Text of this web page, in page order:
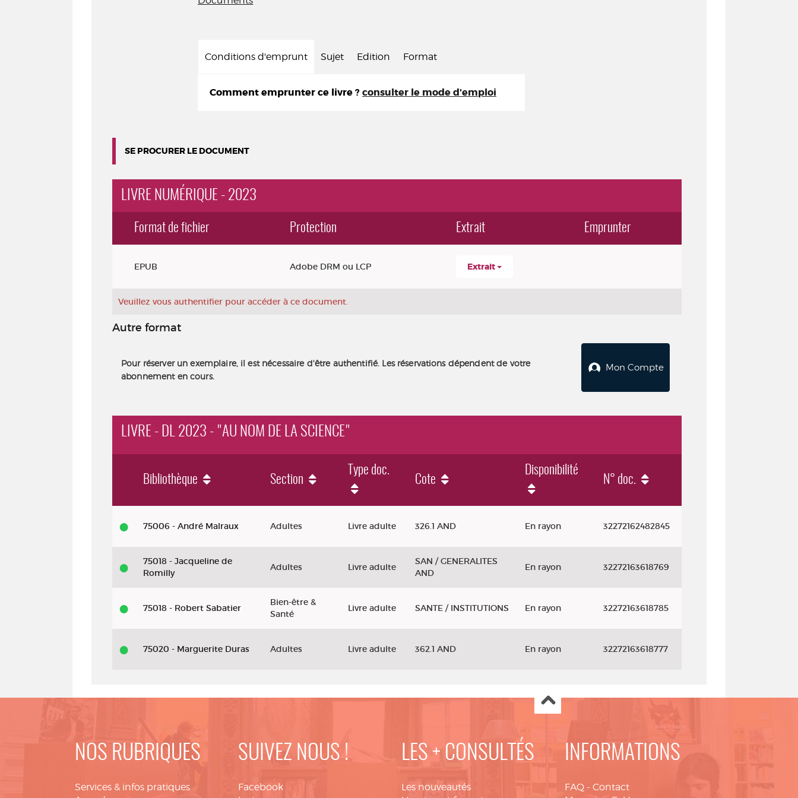
Conditions d'emprunt Sujet Edition Format
Comment emprunter ce livre ? consulter le mode d'emploi
SE PROCURER LE DOCUMENT
LIVRE NUMÉRIQUE - 2023
Format de fichier Protection Extrait Emprunter
EPUB Adobe DRM ou LCP Extrait
Veuillez vous authentifier pour accéder à ce document.
Autre format
Pour réserver un exemplaire, il est nécessaire d'être authentifié. Les réservations dépendent de votre
abonnement en cours.
Mon Compte
LIVRE - DL 2023 - "AU NOM DE LA SCIENCE"
Bibliothèque Section
Type doc.
Cote
Disponibilité
N° doc.
75006 - André Malraux Adultes Livre adulte 326.1 AND En rayon 32272162482845
75018 - Jacqueline de
Romilly
Adultes Livre adulte
SAN / GENERALITES
AND
En rayon 32272163618769
75018 - Robert Sabatier
Bien-être &
Santé
Livre adulte SANTE / INSTITUTIONS En rayon 32272163618785
75020 - Marguerite Duras Adultes Livre adulte 362.1 AND En rayon 32272163618777
NOS RUBRIQUES
Services & infos pratiques
SUIVEZ NOUS !
Facebook
LES + CONSULTÉS
Les nouveautés
INFORMATIONS
FAQ - Contact